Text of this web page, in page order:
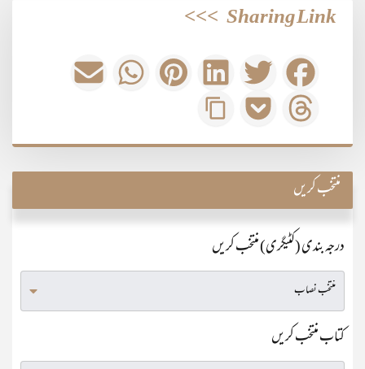
Sharing Link
>>>
منتخب کریں
درجہ بندی (کٹیگری) منتخب کریں
کتاب منتخب کریں